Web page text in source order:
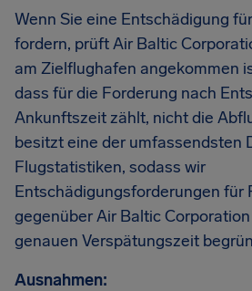
Wenn Sie eine Entschädigung
fordern, prüft Air Baltic
am Zielflughafen angekommen
dass für die Forderung nach
Ankunftszeit zählt, nicht die
besitzt eine der umfassendsten
Flugstatistiken, sodass wir
Entschädigungsforderungen für
gegenüber Air Baltic
genauen Verspätungszeit
Ausnahmen: